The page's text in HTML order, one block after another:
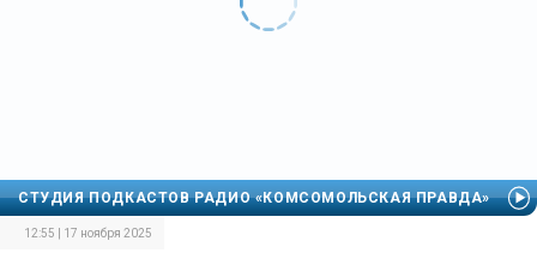
СТУДИЯ ПОДКАСТОВ РАДИО «КОМСОМОЛЬСКАЯ ПРАВДА»
12:55 | 17 ноября 2025